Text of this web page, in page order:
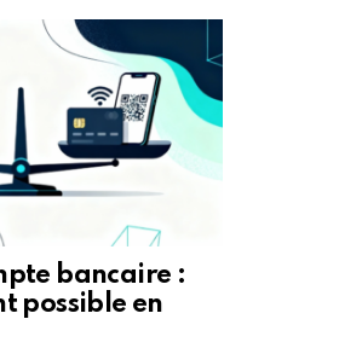
bancaire :
possible en